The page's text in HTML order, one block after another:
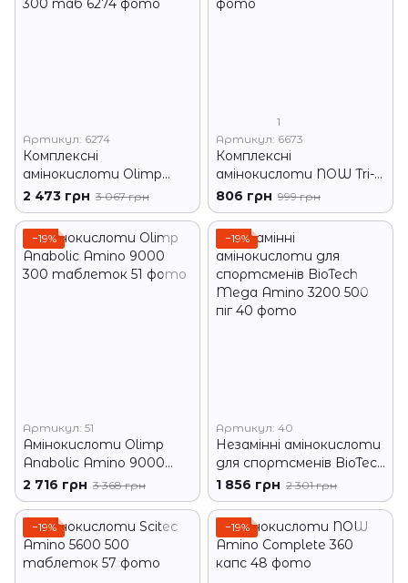
Артикул: 6274
Комплексні
амінокислоти Olimp
Gold BEEF-PRO Amino
300 таб
2 473 грн 3 067 грн
1
Артикул: 6673
Комплексні
амінокислоти NOW Tri-
Amino 120 капс
806 грн 999 грн
−19%
Артикул: 51
Амінокислоти Olimp
Anabolic Amino 9000
300 таблеток
2 716 грн 3 368 грн
−19%
Артикул: 40
Незамінні амінокислоти
для спортсменів BioTech
Mega Amino 3200 500
піг
1 856 грн 2 301 грн
−19% −19%